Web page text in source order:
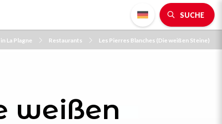
SUCHE
La Plagne Restaurants Les Pierres Blanches (Die weißen Steine)
weißen